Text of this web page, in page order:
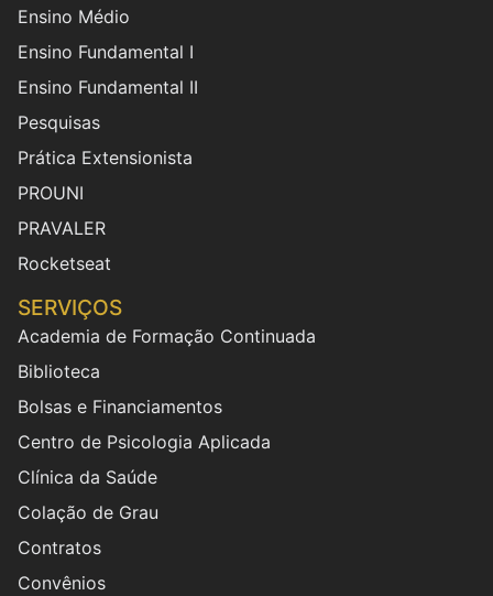
Ensino Médio
Ensino Fundamental I
Ensino Fundamental II
Pesquisas
Prática Extensionista
PROUNI
PRAVALER
Rocketseat
SERVIÇOS
Academia de Formação Continuada
Biblioteca
Bolsas e Financiamentos
Centro de Psicologia Aplicada
Clínica da Saúde
Colação de Grau
Contratos
Convênios